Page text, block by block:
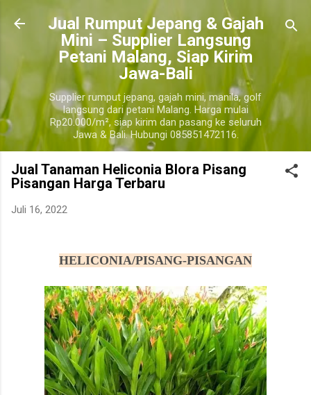
Langsung ke konten utama
​Jual Rumput Jepang & Gajah
Mini – Supplier Langsung
Petani Malang, Siap Kirim
Jawa-Bali
Supplier rumput jepang, gajah mini, manila, golf
langsung dari petani Malang. Harga mulai
Rp20.000/m², siap kirim dan pasang ke seluruh
Jawa & Bali. Hubungi 085851472116.
Jual Tanaman Heliconia Blora Pisang
Pisangan Harga Terbaru
Juli 16, 2022
HELICONIA/PISANG-PISANGAN